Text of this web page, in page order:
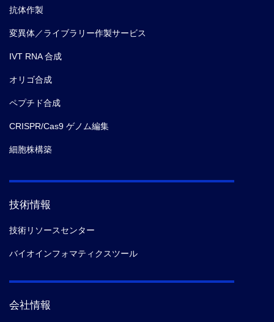
抗体作製
変異体／ライブラリー作製サービス
IVT RNA 合成
オリゴ合成
ペプチド合成
CRISPR/Cas9 ゲノム編集
細胞株構築
技術情報
技術リソースセンター
バイオインフォマティクスツール
会社情報